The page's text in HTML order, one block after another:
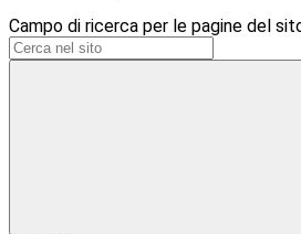
Campo di ricerca per le pagine del